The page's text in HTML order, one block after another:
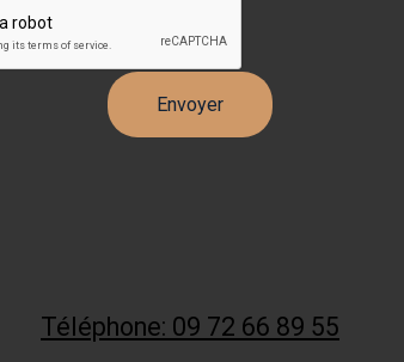
Téléphone: 09 72 66 89 55